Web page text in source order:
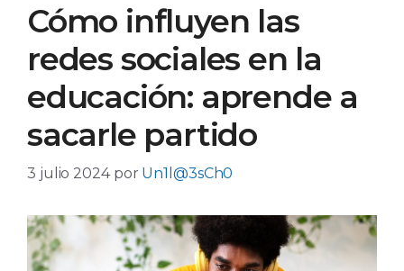
Cómo influyen las
redes sociales en la
educación: aprende a
sacarle partido
3 julio 2024 por Un1l@3sCh0